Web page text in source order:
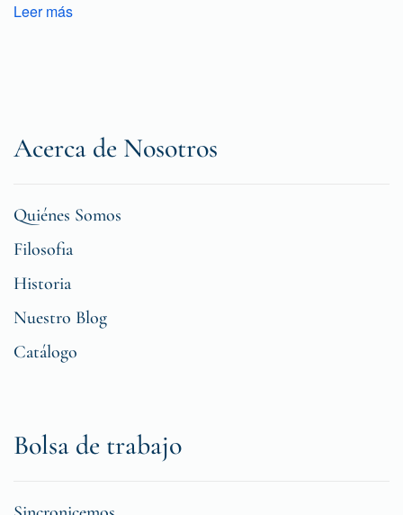
Leer más
Acerca de Nosotros
Quiénes Somos
Filosofia
Historia
Nuestro Blog
Catálogo
Bolsa de trabajo